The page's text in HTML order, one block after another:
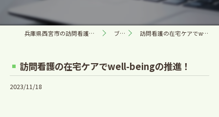
兵庫県西宮市の訪問看護なら合同会社きずな ブログ 訪問看護の在宅ケアでwell-beingの推進！
訪問看護の在宅ケアでwell-beingの推進！
2023/11/18